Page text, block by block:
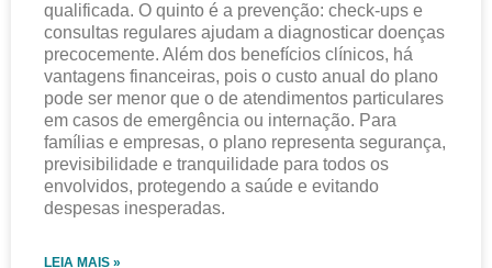
qualificada. O quinto é a prevenção: check-ups e
consultas regulares ajudam a diagnosticar doenças
precocemente. Além dos benefícios clínicos, há
vantagens financeiras, pois o custo anual do plano
pode ser menor que o de atendimentos particulares
em casos de emergência ou internação. Para
famílias e empresas, o plano representa segurança,
previsibilidade e tranquilidade para todos os
envolvidos, protegendo a saúde e evitando
despesas inesperadas.
LEIA MAIS »